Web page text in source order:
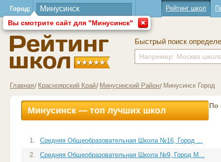
Город:
Вы смотрите сайт для "Минусинск"
Рейтинг школ
Быстрый поиск
Главная Красноярский Край Минусинский Район Минусинск Город
Минусинск — топ лучших школ По
1.
Средняя Общеобразовательная Школа №16, Город ...
2.
Средняя Общеобразовательная Школа №9, Город М...